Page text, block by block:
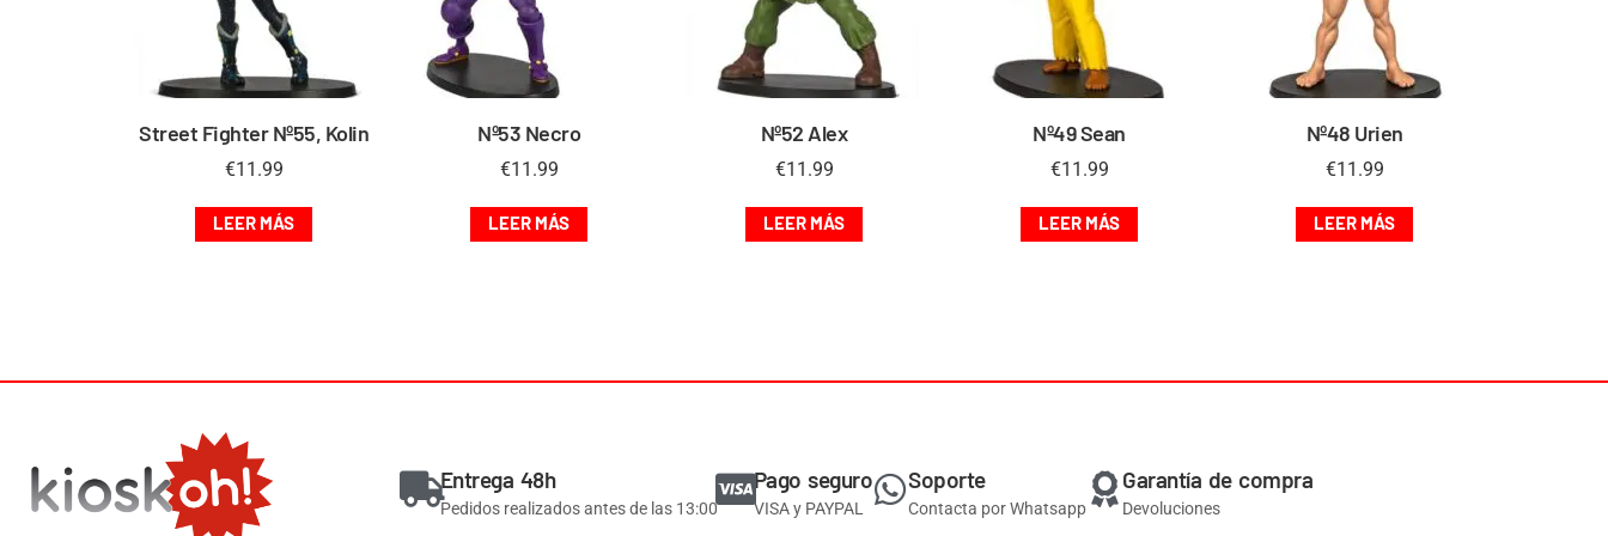
Street Fighter Nº55, Kolin
€11.99
LEER MÁS
Nº53 Necro
€11.99
LEER MÁS
Nº52 Alex
€11.99
LEER MÁS
Nº49 Sean
€11.99
LEER MÁS
Nº48 Urien
€11.99
LEER MÁS
Entrega 48h
Pedidos realizados antes de las 13:00
Pago seguro
VISA y PAYPAL
Soporte
Contacta por Whatsapp
Garantía de compra
Devoluciones